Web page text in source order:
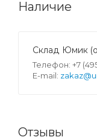
Наличие
Склад Юмик
Телефон: +7
E-mail:
Отзывы